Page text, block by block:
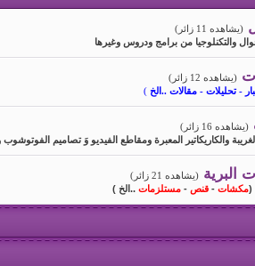
(يشاهده 11 زائر)
والتكنلوجيا من برامج ودروس وغيرها
(يشاهده 12 زائر)
- تحليلات - مقالات ..الخ)
(يشاهده 16 زائر)
والكاريكاتير المعبرة ومقاطع الفيديو وَ تصاميم
البرية (يشاهده 21 زائر)
(مكشات -قنص -مستلزمات ..الخ )